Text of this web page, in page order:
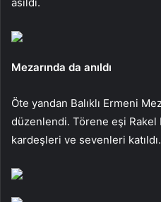
Mezarında da anıldı
Öte yandan Balıklı Ermeni
düzenlendi. Törene eşi Rakel
kardeşleri ve sevenleri katıldı.